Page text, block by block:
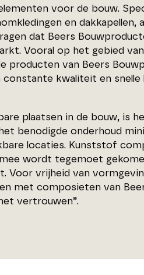
voor de bouw.
en dakkapellen,
dat Beers
Vooral op het gebied
producten van Beers
kwaliteit en snelle
plaatsen in de bouw, is
benodigde onderhoud
locaties. Kunststof
wordt tegemoet
Voor vrijheid van
met composieten van
vertrouwen”.